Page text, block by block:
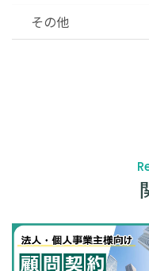
その他